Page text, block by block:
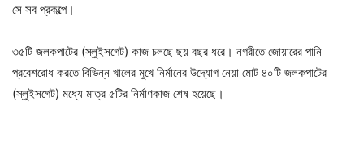
সে সব প্রকল্পে।
৩৫টি জলকপাটের (স্লুইসগেট) কাজ চলছে ছয় বছর ধরে। নগরীতে জোয়ারের পানি
প্রবেশরোধ করতে বিভিন্ন খালের মুখে নির্মানের উদ্যোগ নেয়া মোট ৪০টি জলকপাটের
(স্লুইসগেট) মধ্যে মাত্র ৫টির নির্মাণকাজ শেষ হয়েছে।